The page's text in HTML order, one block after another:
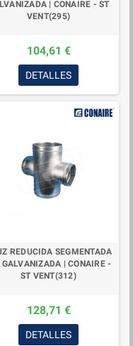
| CONAIRE - ST
VENT(295)
104,61 €
DETALLES
REDUCIDA SEGMENTADA
GALVANIZADA | CONAIRE -
ST VENT(312)
128,71 €
DETALLES